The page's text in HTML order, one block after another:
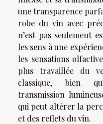
une transparence
robe du vin avec
n’est pas seulement
les sens à une
les sensations
plus travaillée du
classique, bien
transmission
qui peut altérer la
et des reflets du vin.